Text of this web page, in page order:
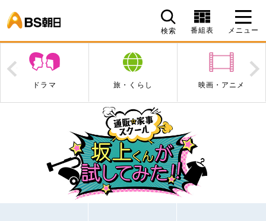
検索 番組表 メニュー
ドラマ 旅・くらし 映画・アニメ
Prev